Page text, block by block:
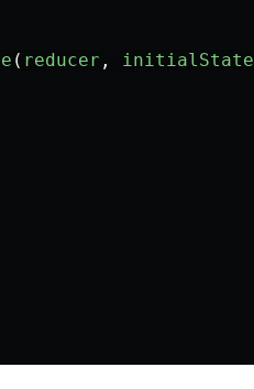
( reducer , initialState